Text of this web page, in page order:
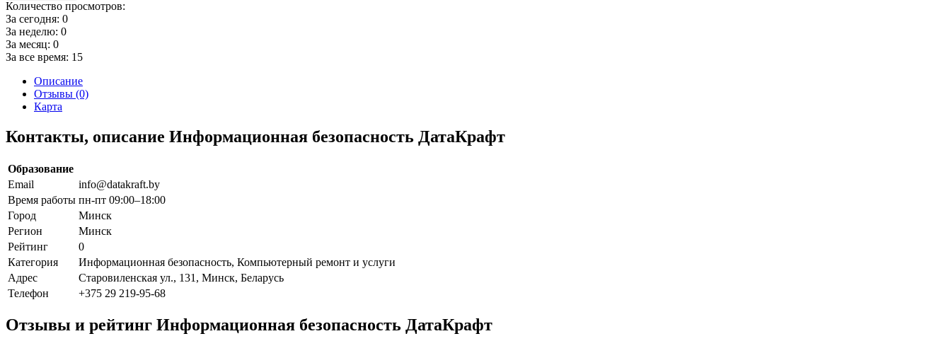
Количество просмотров:
За сегодня: 0
За неделю: 0
За месяц: 0
За все время: 15
Описание
Отзывы (0)
Карта
Контакты, описание Информационная безопасность ДатаКрафт
Образование
Email
info@datakraft.by
Время работы пн-пт 09:00–18:00
Город
Минск
Регион
Минск
Рейтинг
0
Категория
Информационная безопасность, Компьютерный ремонт и услуги
Адрес
Старовиленская ул., 131, Минск, Беларусь
Телефон
+375 29 219-95-68
Отзывы и рейтинг Информационная безопасность ДатаКрафт